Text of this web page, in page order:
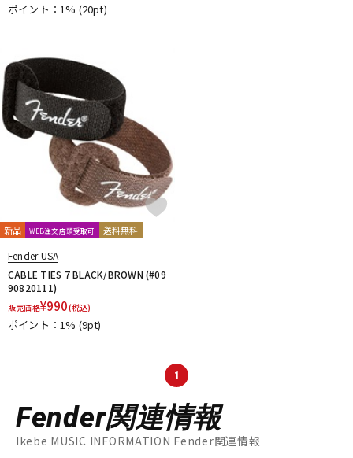
ポイント：1% (20pt)
新品 WEB注文店頭受取可 送料無料
Fender USA
CABLE TIES 7 BLACK/BROWN (#09
90820111)
販売価格¥990(税込)
ポイント：1% (9pt)
1
Fender関連情報
Ikebe MUSIC INFORMATION Fender関連情報